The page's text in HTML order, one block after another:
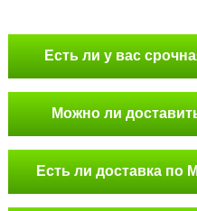
Есть ли у вас
Можно ли
Есть ли доставка по